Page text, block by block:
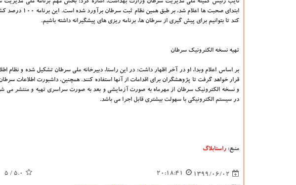
نایب رئیس کمیته ملی مدیریت سرطان وزارت بهداشت، اشاره کرد: بخش مهم برنامه ملی مدیریت
ابتدای صحبت ها
کند تا بتوانیم برای پیش گیری از سرطان ها، برنامه ریزی های پیشگیرانه داشته باشیم.
تهیه نسخه الکترونیک سرطان
بر اساس اعلام وبدا، او در آخر اظهار داشت: در این راستا، دبیرخانه ملی سرطان تشکیل شده و نظام
قرار خواهد گرفت تا پژوهشگران برای اقدامات از آنها استفاده کنند. همچنین، داشبورت اطلاعات
و نسخه الکترونیک سرطان از مهرماه به صورت آزمایشی و بعد به صورت سراسری تهیه و منتشر می
در سیستم الکترونیکی با سهولت بیشتری قابل اجرا می باشد.
منبع: راستابلاگ
1399/06/02
20:18:41
5.0
/ 5